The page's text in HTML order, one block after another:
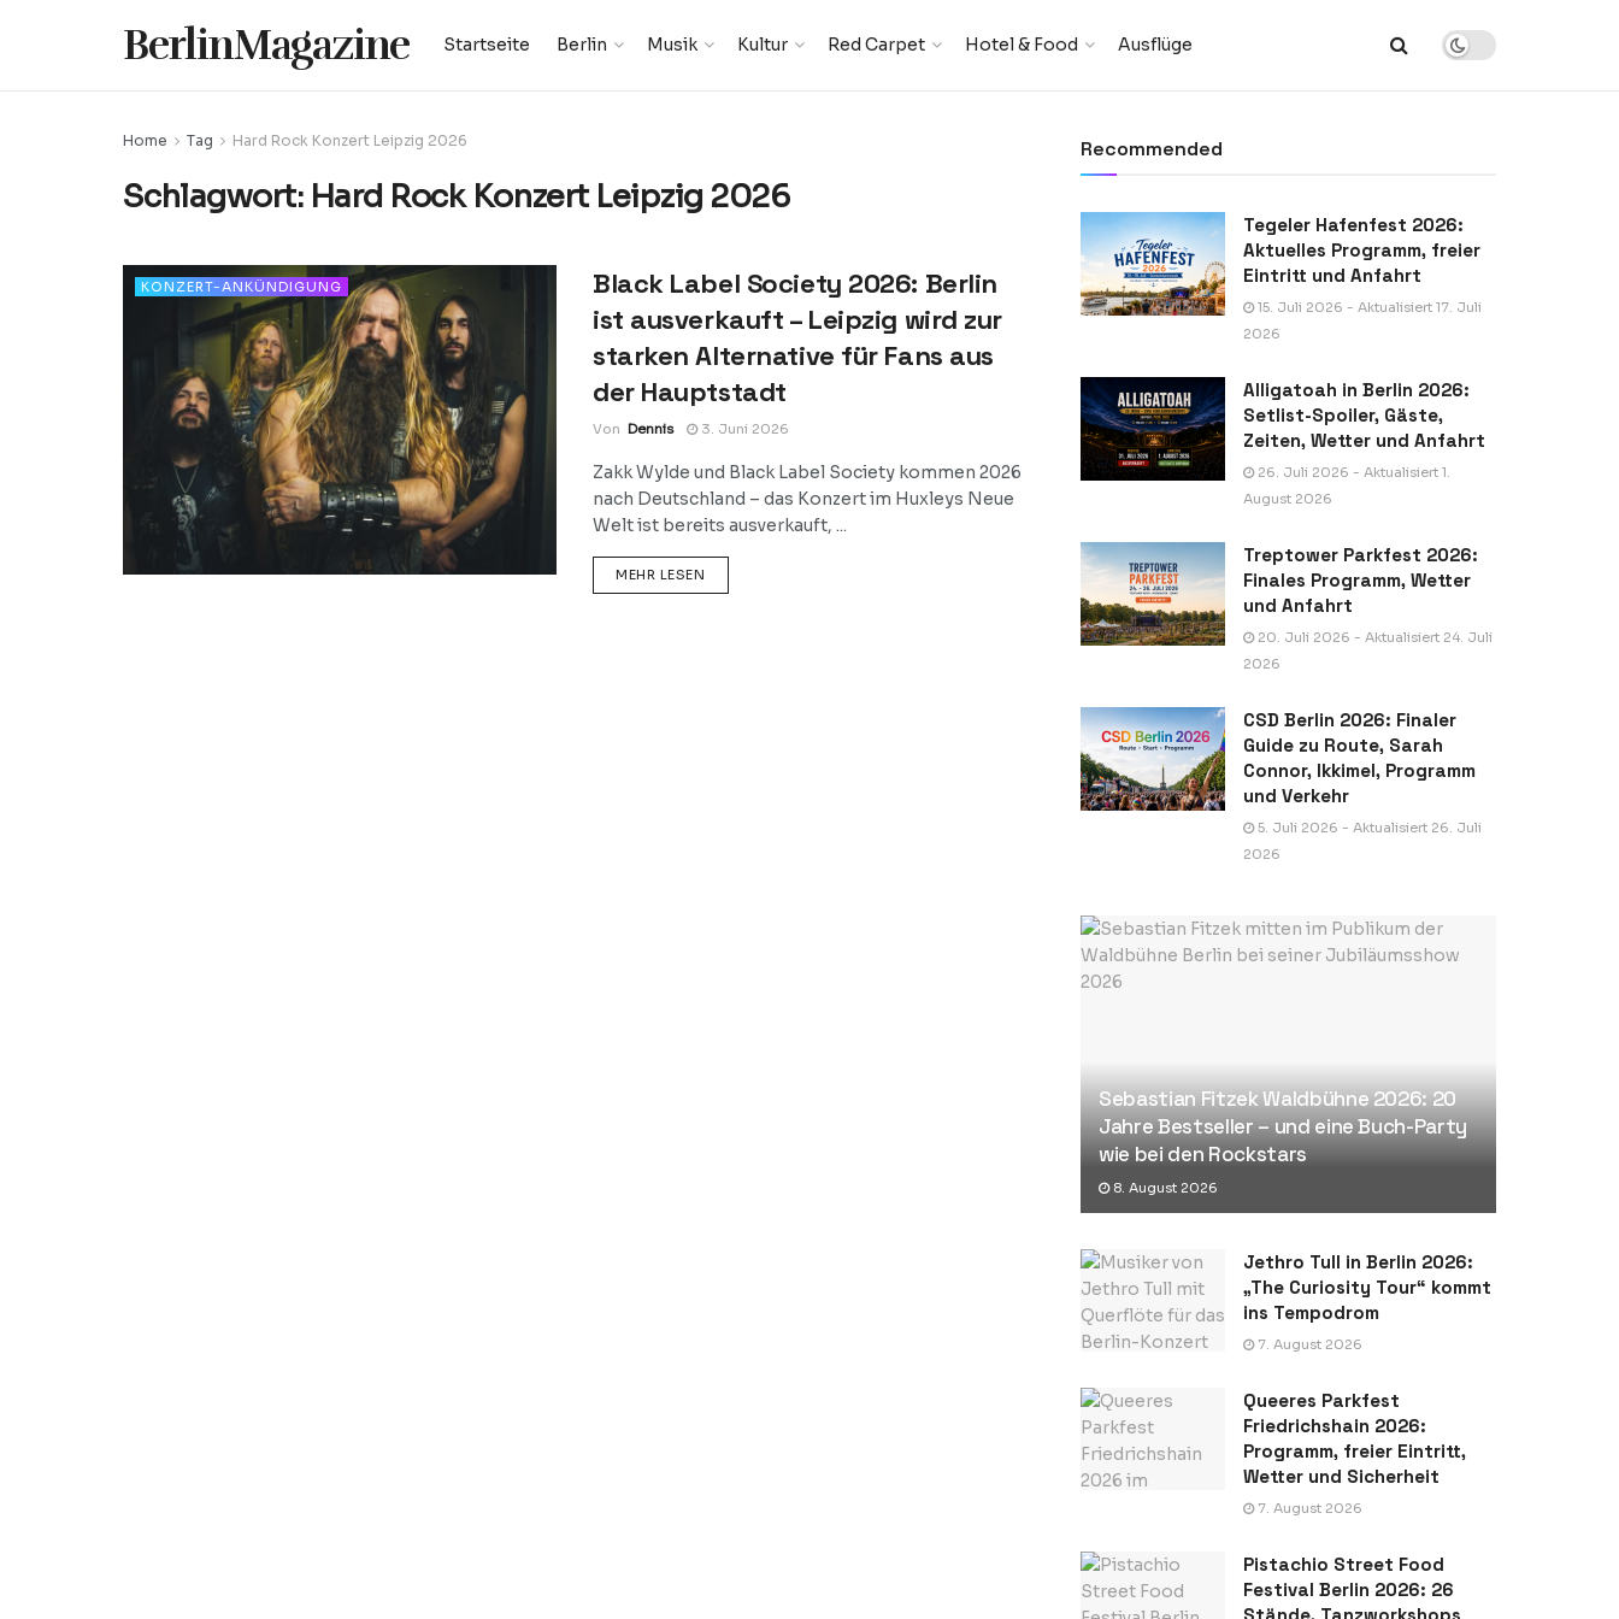
BerlinMagazine Startseite Berlin Musik Kultur Red Carpet Hotel & Food Ausflüge
Home Tag Hard Rock Konzert Leipzig 2026
Schlagwort: Hard Rock Konzert Leipzig 2026
KONZERT-ANKÜNDIGUNG
Black Label Society 2026: Berlin
ist ausverkauft – Leipzig wird zur
starken Alternative für Fans aus
der Hauptstadt
Von Dennis 3. Juni 2026
Zakk Wylde und Black Label Society kommen 2026
nach Deutschland – das Konzert im Huxleys Neue
Welt ist bereits ausverkauft, ...
MEHR LESEN
Recommended
Tegeler Hafenfest 2026:
Aktuelles Programm, freier
Eintritt und Anfahrt
15. Juli 2026 - Aktualisiert 17. Juli
2026
Alligatoah in Berlin 2026:
Setlist-Spoiler, Gäste,
Zeiten, Wetter und Anfahrt
26. Juli 2026 - Aktualisiert 1.
August 2026
Treptower Parkfest 2026:
Finales Programm, Wetter
und Anfahrt
20. Juli 2026 - Aktualisiert 24. Juli
2026
CSD Berlin 2026: Finaler
Guide zu Route, Sarah
Connor, Ikkimel, Programm
und Verkehr
5. Juli 2026 - Aktualisiert 26. Juli
2026
Sebastian Fitzek Waldbühne 2026: 20
Jahre Bestseller – und eine Buch-Party
wie bei den Rockstars
8. August 2026
Jethro Tull in Berlin 2026:
„The Curiosity Tour“ kommt
ins Tempodrom
7. August 2026
Queeres Parkfest
Friedrichshain 2026:
Programm, freier Eintritt,
Wetter und Sicherheit
7. August 2026
Pistachio Street Food
Festival Berlin 2026: 26
Stände, Tanzworkshops